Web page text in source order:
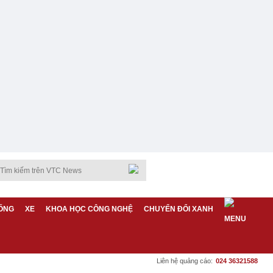
XE KHOA HỌC CÔNG NGHỆ CHUYỂN ĐỔI XANH
Liên hệ quảng cáo: 024 36321588